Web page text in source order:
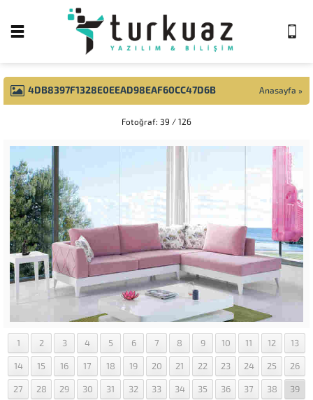
4DB8397F1328E0EEAD98EAF60CC47D6B Anasayfa »
Fotoğraf: 39 / 126
1 2 3 4 5 6 7 8 9 10 11 12 13
14 15 16 17 18 19 20 21 22 23 24 25 26
27 28 29 30 31 32 33 34 35 36 37 38 39